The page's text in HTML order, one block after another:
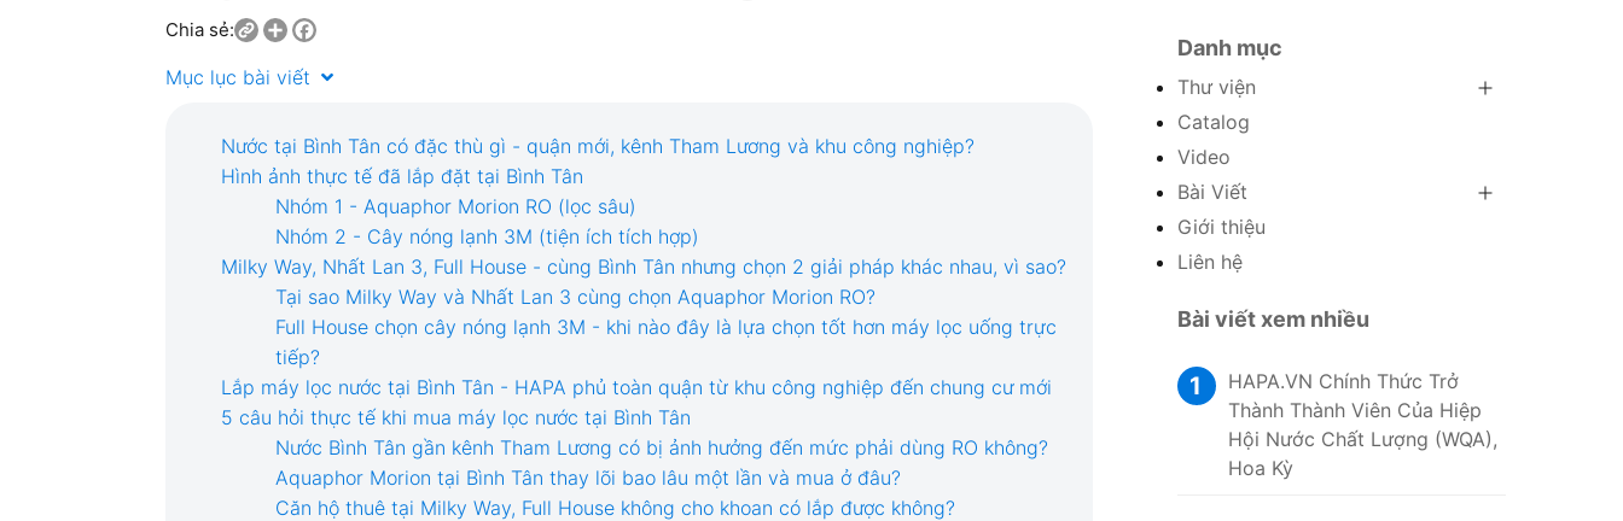
Chia sẻ: Share
Mục lục bài viết
Nước tại Bình Tân có đặc thù gì - quận mới, kênh Tham Lương và khu công nghiệp?
Hình ảnh thực tế đã lắp đặt tại Bình Tân
Nhóm 1 - Aquaphor Morion RO (lọc sâu)
Nhóm 2 - Cây nóng lạnh 3M (tiện ích tích hợp)
Milky Way, Nhất Lan 3, Full House - cùng Bình Tân nhưng chọn 2 giải pháp khác nhau, vì sao?
Tại sao Milky Way và Nhất Lan 3 cùng chọn Aquaphor Morion RO?
Full House chọn cây nóng lạnh 3M - khi nào đây là lựa chọn tốt hơn máy lọc uống trực
tiếp?
Lắp máy lọc nước tại Bình Tân - HAPA phủ toàn quận từ khu công nghiệp đến chung cư mới
5 câu hỏi thực tế khi mua máy lọc nước tại Bình Tân
Nước Bình Tân gần kênh Tham Lương có bị ảnh hưởng đến mức phải dùng RO không?
Aquaphor Morion tại Bình Tân thay lõi bao lâu một lần và mua ở đâu?
Căn hộ thuê tại Milky Way, Full House không cho khoan có lắp được không?
Danh mục
Thư viện
Catalog
Video
Bài Viết
Giới thiệu
Liên hệ
Bài viết xem nhiều
1
HAPA.VN Chính Thức Trở
Thành Thành Viên Của Hiệp
Hội Nước Chất Lượng (WQA),
Hoa Kỳ